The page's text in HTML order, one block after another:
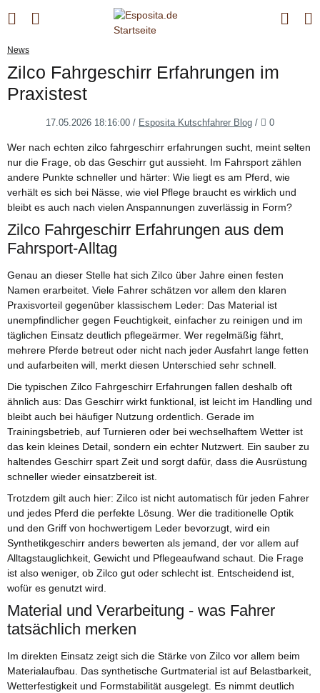
News
Zilco Fahrgeschirr Erfahrungen im
Praxistest
17.05.2026 18:16:00 / Esposita Kutschfahrer Blog / 0
Wer nach echten zilco fahrgeschirr erfahrungen sucht, meint selten
nur die Frage, ob das Geschirr gut aussieht. Im Fahrsport zählen
andere Punkte schneller und härter: Wie liegt es am Pferd, wie
verhält es sich bei Nässe, wie viel Pflege braucht es wirklich und
bleibt es auch nach vielen Anspannungen zuverlässig in Form?
Zilco Fahrgeschirr Erfahrungen aus dem
Fahrsport-Alltag
Genau an dieser Stelle hat sich Zilco über Jahre einen festen
Namen erarbeitet. Viele Fahrer schätzen vor allem den klaren
Praxisvorteil gegenüber klassischem Leder: Das Material ist
unempfindlicher gegen Feuchtigkeit, einfacher zu reinigen und im
täglichen Einsatz deutlich pflegeärmer. Wer regelmäßig fährt,
mehrere Pferde betreut oder nicht nach jeder Ausfahrt lange fetten
und aufarbeiten will, merkt diesen Unterschied sehr schnell.
Die typischen Zilco Fahrgeschirr Erfahrungen fallen deshalb oft
ähnlich aus: Das Geschirr wirkt funktional, ist leicht im Handling und
bleibt auch bei häufiger Nutzung ordentlich. Gerade im
Trainingsbetrieb, auf Turnieren oder bei wechselhaftem Wetter ist
das kein kleines Detail, sondern ein echter Nutzwert. Ein sauber zu
haltendes Geschirr spart Zeit und sorgt dafür, dass die Ausrüstung
schneller wieder einsatzbereit ist.
Trotzdem gilt auch hier: Zilco ist nicht automatisch für jeden Fahrer
und jedes Pferd die perfekte Lösung. Wer die traditionelle Optik
und den Griff von hochwertigem Leder bevorzugt, wird ein
Synthetikgeschirr anders bewerten als jemand, der vor allem auf
Alltagstauglichkeit, Gewicht und Pflegeaufwand schaut. Die Frage
ist also weniger, ob Zilco gut oder schlecht ist. Entscheidend ist,
wofür es genutzt wird.
Material und Verarbeitung - was Fahrer
tatsächlich merken
Im direkten Einsatz zeigt sich die Stärke von Zilco vor allem beim
Materialaufbau. Das synthetische Gurtmaterial ist auf Belastbarkeit,
Wetterfestigkeit und Formstabilität ausgelegt. Es nimmt deutlich